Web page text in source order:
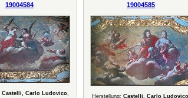
19004584
Castelli, Carlo Ludovico,
19004585
Herstellung: Castelli, Carlo Ludovico